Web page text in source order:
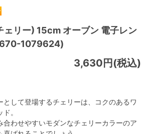
ェリー) 15cm オーブン 電子レン
1079624)
3,630円(税込)
として登場するチェリーは、コクのあるワ
。
合わせやすいモダンなチェリーカラーのア